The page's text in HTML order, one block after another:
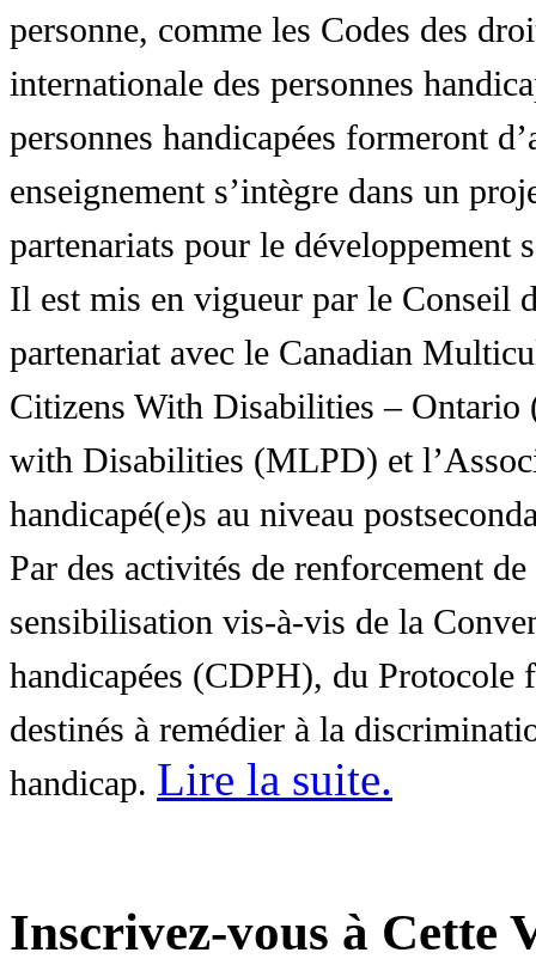
personne, comme les Codes des
internationale des personnes
personnes handicapées formeront
enseignement s’intègre dans un
partenariats pour le développement
Il est mis en vigueur par le Conseil
partenariat avec le Canadian
Citizens With Disabilities – Ontario
with Disabilities (MLPD) et
handicapé(e)s au niveau
Par des activités de renforcement
sensibilisation vis-à-vis de la
handicapées (CDPH), du Protocole
destinés à remédier à la
handicap. Lire la suite.
Inscrivez-vous à Cette